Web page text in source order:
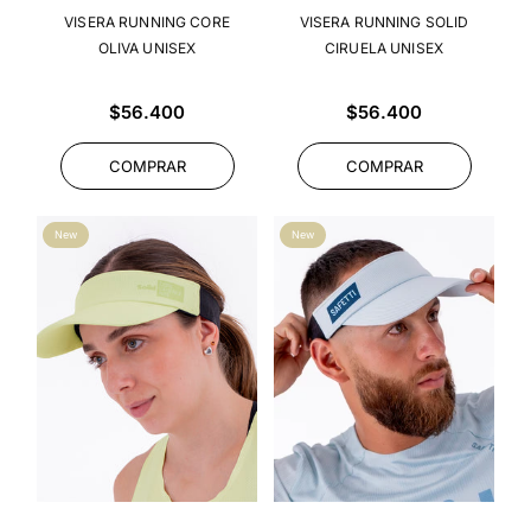
VISERA RUNNING CORE
OLIVA UNISEX
Precio
$56.400
COMPRAR
VISERA RUNNING SOLID
CIRUELA UNISEX
Precio
$56.400
COMPRAR
New New